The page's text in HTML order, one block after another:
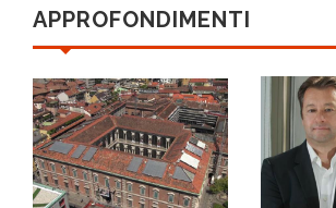
APPROFONDIMENTI